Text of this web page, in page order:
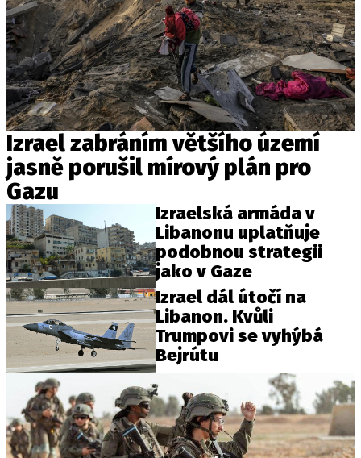
Izrael zabráním většího území
jasně porušil mírový plán pro
Gazu
Izraelská armáda v
Libanonu uplatňuje
podobnou strategii
jako v Gaze
Izrael dál útočí na
Libanon. Kvůli
Trumpovi se vyhýbá
Bejrútu